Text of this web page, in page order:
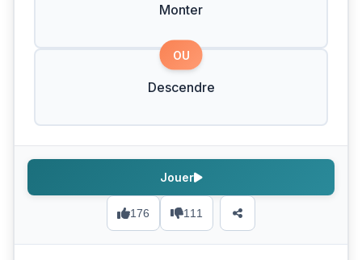
Monter
OU
Descendre
176 111
Jouer